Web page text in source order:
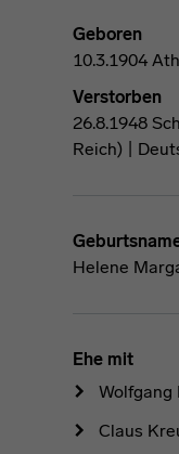
Geboren
10.3.1904
Verstorben
26.8.1948
Reich) |
Helene
Ehe mit
Wolfgang
Claus